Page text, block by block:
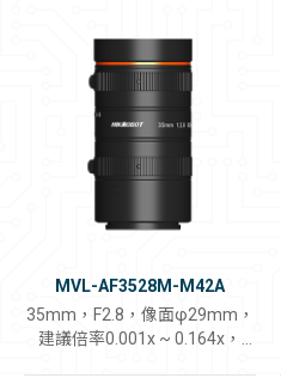
MVL-AF3528M-M42A
35mm，F2.8，像面φ29mm，
建議倍率0.001x ~ 0.164x，